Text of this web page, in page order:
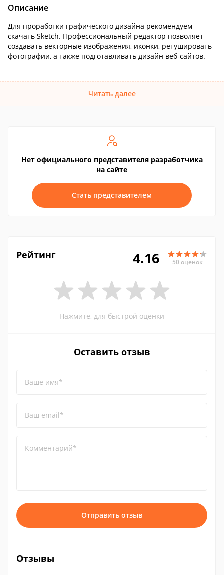
Описание
Для проработки графического дизайна рекомендуем
скачать Sketch. Профессиональный редактор позволяет
создавать векторные изображения, иконки, ретушировать
фотографии, а также подготавливать дизайн веб-сайтов.
Читать далее
Нет официального представителя разработчика
на сайте
Стать представителем
Рейтинг 4.16 50 оценок
Нажмите, для быстрой оценки
Оставить отзыв
Ваше имя*
Ваш email*
Комментарий*
Отправить отзыв
Отзывы